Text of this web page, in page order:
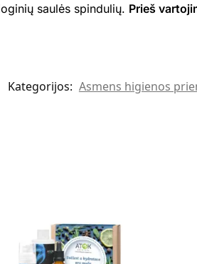
saulės spindulių. Prieš
Kategorijos: Asmens higienos